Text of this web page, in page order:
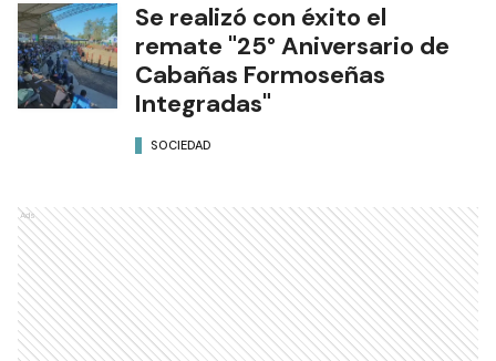
Se realizó con éxito el
remate "25° Aniversario de
Cabañas Formoseñas
Integradas"
SOCIEDAD
Ads